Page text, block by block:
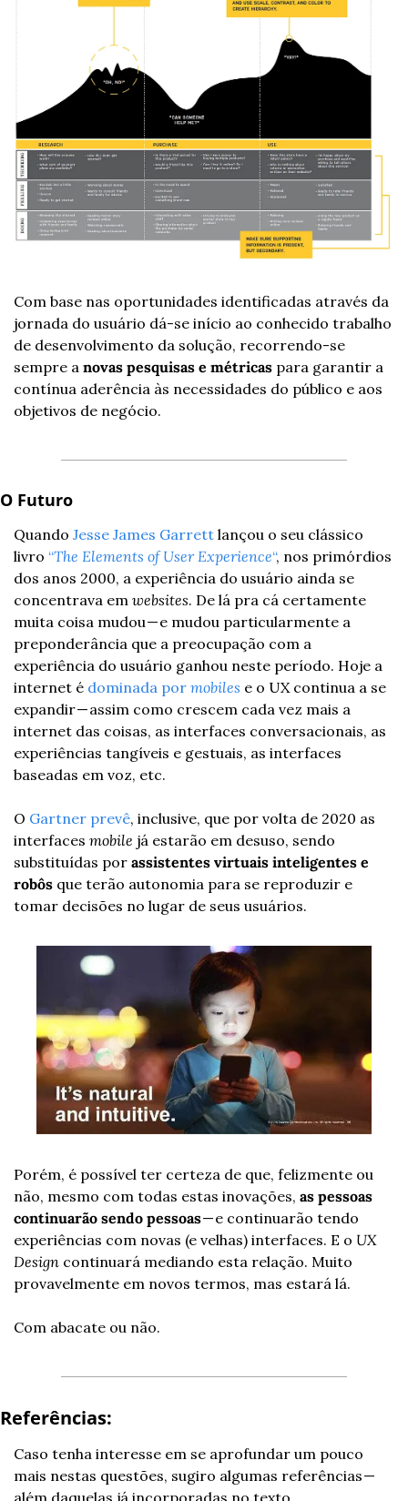
Com base nas oportunidades identificadas através da
jornada do usuário dá-se início ao conhecido trabalho
de desenvolvimento da solução, recorrendo-se
sempre a novas pesquisas e métricas para garantir a
contínua aderência às necessidades do público e aos
objetivos de negócio.
O Futuro
Quando Jesse James Garrett lançou o seu clássico
livro “The Elements of User Experience“, nos primórdios
dos anos 2000, a experiência do usuário ainda se
concentrava em websites. De lá pra cá certamente
muita coisa mudou — e mudou particularmente a
preponderância que a preocupação com a
experiência do usuário ganhou neste período. Hoje a
internet é dominada por mobiles e o UX continua a se
expandir — assim como crescem cada vez mais a
internet das coisas, as interfaces conversacionais, as
experiências tangíveis e gestuais, as interfaces
baseadas em voz, etc.
O Gartner prevê, inclusive, que por volta de 2020 as
interfaces mobile já estarão em desuso, sendo
substituídas por assistentes virtuais inteligentes e
robôs que terão autonomia para se reproduzir e
tomar decisões no lugar de seus usuários.
Porém, é possível ter certeza de que, felizmente ou
não, mesmo com todas estas inovações, as pessoas
continuarão sendo pessoas — e continuarão tendo
experiências com novas (e velhas) interfaces. E o UX
Design continuará mediando esta relação. Muito
provavelmente em novos termos, mas estará lá.
Com abacate ou não.
Referências:
Caso tenha interesse em se aprofundar um pouco
mais nestas questões, sugiro algumas referências —
além daquelas já incorporadas no texto.